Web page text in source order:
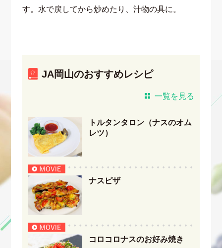
す。水で戻してから炒めたり、汁物の具に。
JA岡山のおすすめレシピ
一覧を見る
トルタンタロン（ナスのオム
レツ）
ナスピザ
コロコロナスのお好み焼き